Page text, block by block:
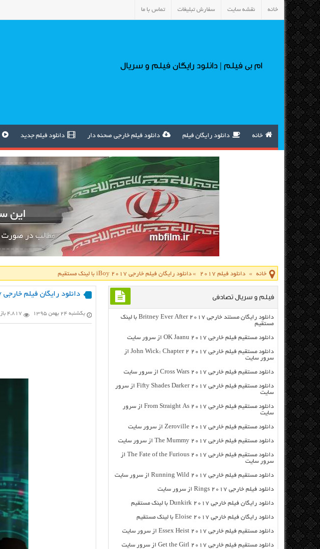
خانه نقشه سایت سفارش تبلیغات تماس با ما
ام بی فیلم | دانلود رایگان فیلم و سریال
خانه دانلود رایگان فیلم دانلود فیلم خارجی صحنه دار دانلود فیلم جدید
خانه » دانلود فیلم 2017 »دانلود رایگان فیلم خارجی iBoy 2017 با لینک مستقیم
دانلود رایگان فیلم خارجی iBoy 2017 با لینک مستقیم
یکشنبه ۲۴ بهمن ۱۳۹۵ 4,817 بازدید
فیلم و سریال تصادفی
دانلود رایگان مسنتد خارجی Britney Ever After 2017 با لینک
مستقیم
دانلود مستقیم فیلم خارجی OK Jaanu 2017 از سرور سایت
دانلود مستقیم فیلم خارجی John Wick: Chapter 2 2017 از
سرور سایت
دانلود مستقیم فیلم خارجی Cross Wars 2017 از سرور سایت
دانلود مستقیم فیلم خارجی Fifty Shades Darker 2017 از سرور
سایت
دانلود مستقیم فیلم خارجی From Straight As 2017 از سرور
سایت
دانلود مستقیم فیلم خارجی Zeroville 2017 از سرور سایت
دانلود مستقیم فیلم خارجی The Mummy 2017 از سرور سایت
دانلود مستقیم فیلم خارجی The Fate of the Furious 2017 از
سرور سایت
دانلود مستقیم فیلم خارجی Running Wild 2017 از سرور سایت
دانلود فیلم خارجی Rings 2017 از سرور سایت
دانلود رایگان فیلم خارجی Dunkirk 2017 با لینک مستقیم
دانلود رایگان فیلم خارجی Eloise 2017 با لینک مستقیم
دانلود مستقیم فیلم خارجی Essex Heist 2017 از سرور سایت
دانلود مستقیم فیلم خارجی Get the Girl 2017 از سرور سایت